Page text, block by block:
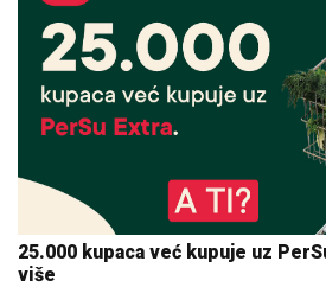
25.000 kupaca već kupuje uz
više